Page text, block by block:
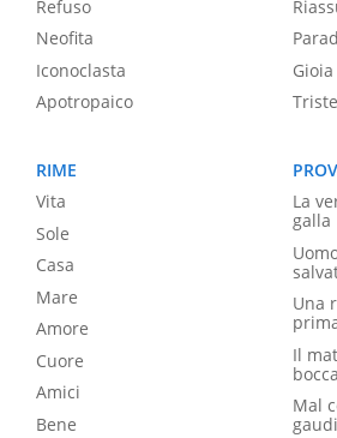
Refuso
Neofita
Iconoclasta
Apotropaico
Gioia
RIME
Vita
Sole
Casa
Mare
Amore
Cuore
Amici
Bene
La
galla
Una
Il
bocca
Mal